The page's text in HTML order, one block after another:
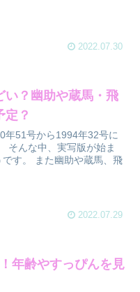
2022.07.30
い？幽助や蔵馬・飛
定？
年51号から1994年32号に
そんな中、実写版が始ま
す。 また幽助や蔵馬、飛
2022.07.29
年齢やすっぴんを見